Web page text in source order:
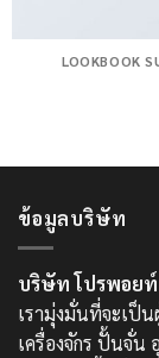
LOOKBOOK
ข้อมูลบริษัท
บริษัท โปรพอย
เรามุ่งมั่นที่จะเป็
เครื่องจักร ปั้นจั่น